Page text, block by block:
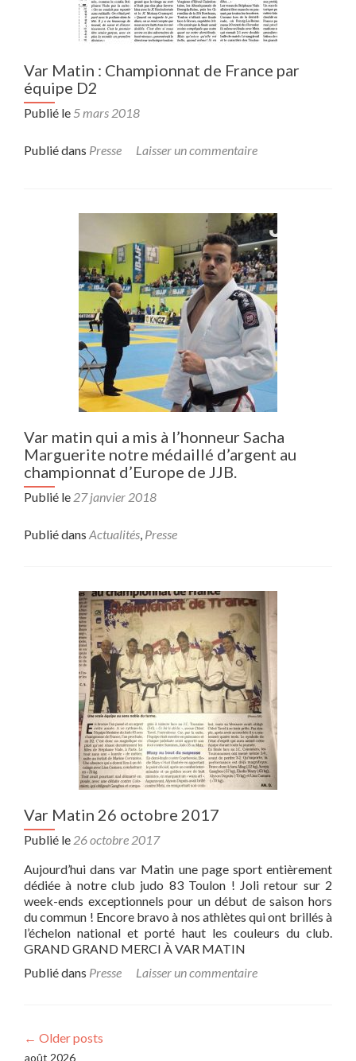
Var Matin : Championnat de France par
équipe D2
Publié le 5 mars 2018
Publié dans Presse Laisser un commentaire
Var matin qui a mis à l’honneur Sacha
Marguerite notre médaillé d’argent au
championnat d’Europe de JJB.
Publié le 27 janvier 2018
Publié dans Actualités, Presse
Var Matin 26 octobre 2017
Publié le 26 octobre 2017
Aujourd’hui dans var Matin une page sport entièrement
dédiée à notre club judo 83 Toulon ! Joli retour sur 2
week-ends exceptionnels pour un début de saison hors
du commun ! Encore bravo à nos athlètes qui ont brillés à
l’échelon national et porté haut les couleurs du club.
GRAND GRAND MERCI À VAR MATIN
Publié dans Presse Laisser un commentaire
← Older posts
août 2026